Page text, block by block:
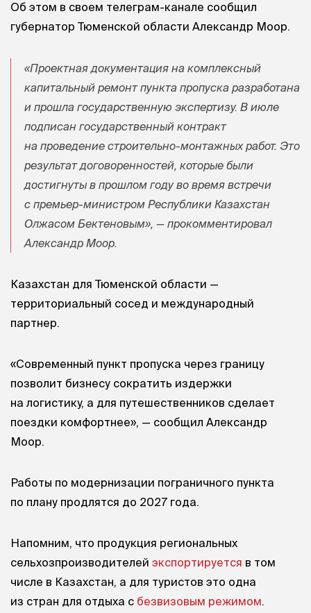
Об этом в своем телеграм-канале сообщил
губернатор Тюменской области Александр Моор.
«Проектная документация на комплексный
капитальный ремонт пункта пропуска разработана
и прошла государственную экспертизу. В июле
подписан государственный контракт
на проведение строительно-монтажных работ. Это
результат договоренностей, которые были
достигнуты в прошлом году во время встречи
с премьер-министром Республики Казахстан
Олжасом Бектеновым», — прокомментировал
Александр Моор.
Казахстан для Тюменской области —
территориальный сосед и международный
партнер.
«Современный пункт пропуска через границу
позволит бизнесу сократить издержки
на логистику, а для путешественников сделает
поездки комфортнее», — сообщил Александр
Моор.
Работы по модернизации пограничного пункта
по плану продлятся до 2027 года.
Напомним, что продукция региональных
сельхозпроизводителей экспортируется в том
числе в Казахстан, а для туристов это одна
из стран для отдыха с безвизовым режимом.